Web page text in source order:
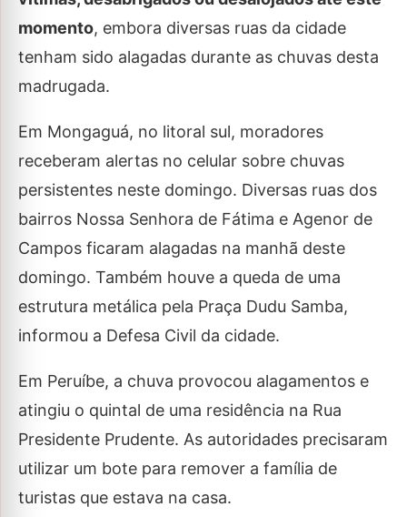
momento, embora diversas ruas da cidade
tenham sido alagadas durante as chuvas desta
madrugada.
Em Mongaguá, no litoral sul, moradores
receberam alertas no celular sobre chuvas
persistentes neste domingo. Diversas ruas dos
bairros Nossa Senhora de Fátima e Agenor de
Campos ficaram alagadas na manhã deste
domingo. Também houve a queda de uma
estrutura metálica pela Praça Dudu Samba,
informou a Defesa Civil da cidade.
Em Peruíbe, a chuva provocou alagamentos e
atingiu o quintal de uma residência na Rua
Presidente Prudente. As autoridades precisaram
utilizar um bote para remover a família de
turistas que estava na casa.